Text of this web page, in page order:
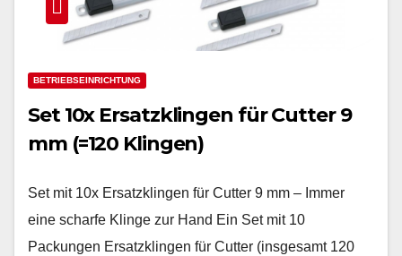
BETRIEBSEINRICHTUNG
Set 10x Ersatzklingen für Cutter 9
mm (=120 Klingen)
Set mit 10x Ersatzklingen für Cutter 9 mm – Immer
eine scharfe Klinge zur Hand Ein Set mit 10
Packungen Ersatzklingen für Cutter (insgesamt 120